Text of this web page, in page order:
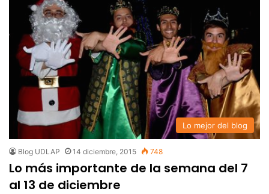
Lo mejor del blog
Blog UDLAP 14 diciembre, 2015 748
Lo más importante de la semana del 7
al 13 de diciembre